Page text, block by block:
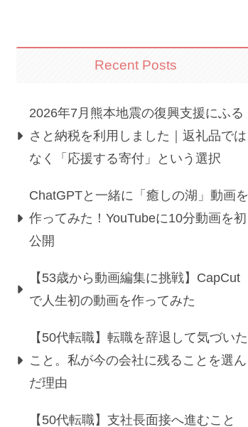
Recent Posts
2026年7月熊本地震の復興支援にふる
さと納税を利用しました｜返礼品では
なく「応援する寄付」という選択
ChatGPTと一緒に「癒しの湖」動画を
作ってみた！YouTubeに10分動画を初
公開
【53歳から動画編集に挑戦】CapCut
で人生初の動画を作ってみた
【50代転職】転職を辞退して気づいた
こと。私が今の会社に残ることを選ん
だ理由
【50代転職】支社長面接へ進むこと